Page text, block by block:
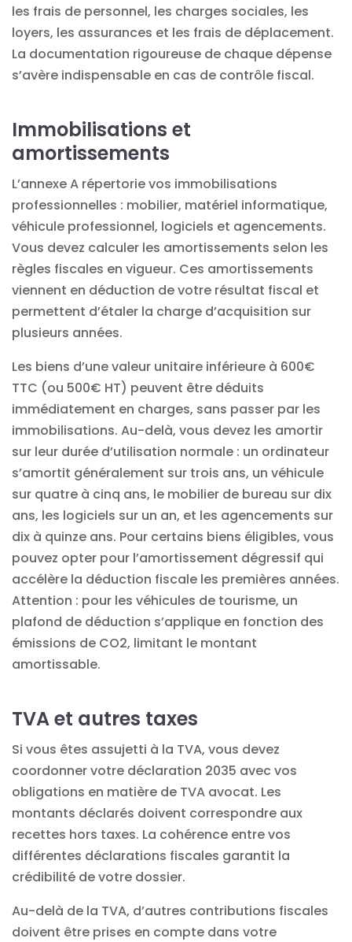
les frais de personnel, les charges sociales, les
loyers, les assurances et les frais de déplacement.
La documentation rigoureuse de chaque dépense
s’avère indispensable en cas de contrôle fiscal.
Immobilisations et
amortissements
L’annexe A répertorie vos immobilisations
professionnelles : mobilier, matériel informatique,
véhicule professionnel, logiciels et agencements.
Vous devez calculer les amortissements selon les
règles fiscales en vigueur. Ces amortissements
viennent en déduction de votre résultat fiscal et
permettent d’étaler la charge d’acquisition sur
plusieurs années.
Les biens d’une valeur unitaire inférieure à 600€
TTC (ou 500€ HT) peuvent être déduits
immédiatement en charges, sans passer par les
immobilisations. Au-delà, vous devez les amortir
sur leur durée d’utilisation normale : un ordinateur
s’amortit généralement sur trois ans, un véhicule
sur quatre à cinq ans, le mobilier de bureau sur dix
ans, les logiciels sur un an, et les agencements sur
dix à quinze ans. Pour certains biens éligibles, vous
pouvez opter pour l’amortissement dégressif qui
accélère la déduction fiscale les premières années.
Attention : pour les véhicules de tourisme, un
plafond de déduction s’applique en fonction des
émissions de CO2, limitant le montant
amortissable.
TVA et autres taxes
Si vous êtes assujetti à la TVA, vous devez
coordonner votre déclaration 2035 avec vos
obligations en matière de TVA avocat. Les
montants déclarés doivent correspondre aux
recettes hors taxes. La cohérence entre vos
différentes déclarations fiscales garantit la
crédibilité de votre dossier.
Au-delà de la TVA, d’autres contributions fiscales
doivent être prises en compte dans votre